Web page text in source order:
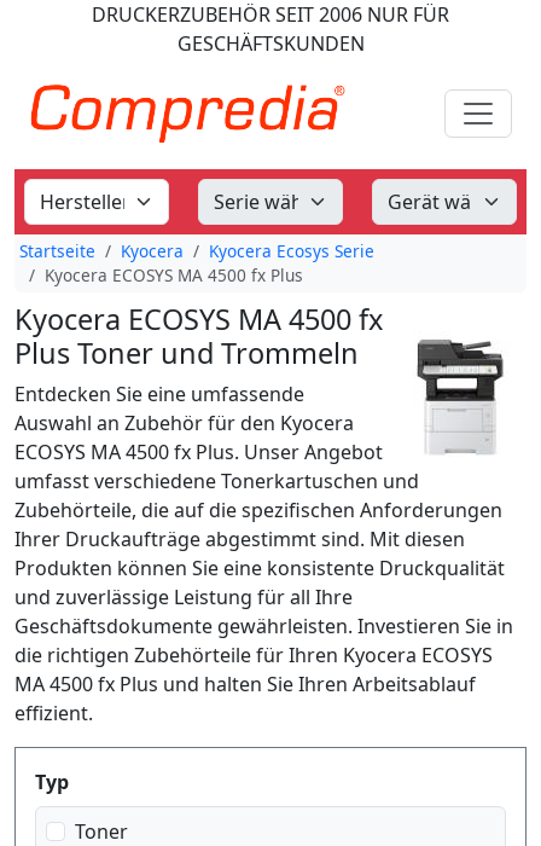
DRUCKERZUBEHÖRSEIT 2006 NUR FÜR
GESCHÄFTSKUNDEN
Startseite Kyocera
Kyocera Ecosys Serie
Kyocera ECOSYS MA 4500 fx Plus
Kyocera ECOSYS MA 4500 fx
Plus Toner und Trommeln
Entdecken Sie eine umfassende
Auswahl an Zubehör für den Kyocera
ECOSYS MA 4500 fx Plus. Unser Angebot
umfasst verschiedene Tonerkartuschen und
Zubehörteile, die auf die spezifischen Anforderungen
Ihrer Druckaufträge abgestimmt sind. Mit diesen
Produkten können Sie eine konsistente Druckqualität
und zuverlässige Leistung für all Ihre
Geschäftsdokumente gewährleisten. Investieren Sie in
die richtigen Zubehörteile für Ihren Kyocera ECOSYS
MA 4500 fx Plus und halten Sie Ihren Arbeitsablauf
effizient.
Produktfilter
Typ
Toner